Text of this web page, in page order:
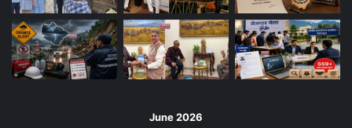
June 2026